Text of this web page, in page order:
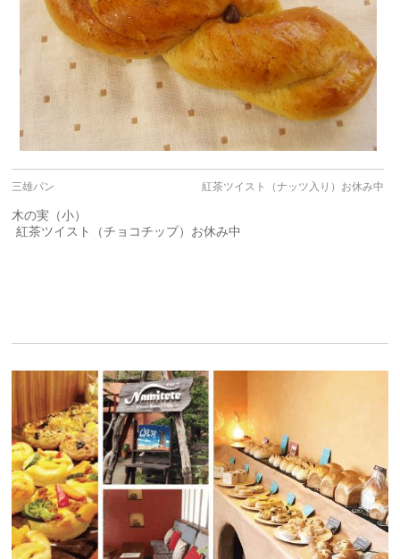
三雄パン 紅茶ツイスト（ナッツ入り）お休み中
木の実（小）
紅茶ツイスト（チョコチップ）お休み中